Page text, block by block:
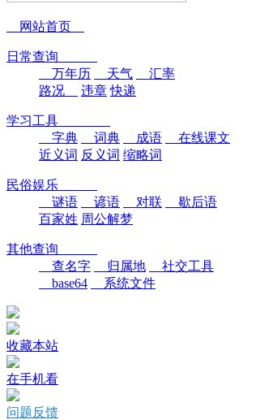
网站首页
日常查询
万年历
天气
汇率
路况
违章 快递
学习工具
字典
词典 成语
在线课文
近义词 反义词 缩略词
民俗娱乐
谜语
谚语 对联
歇后语
百家姓 周公解梦
其他查询
查名字
归属地
社交工具
base64
系统文件
收藏本站
在手机看
问题反馈